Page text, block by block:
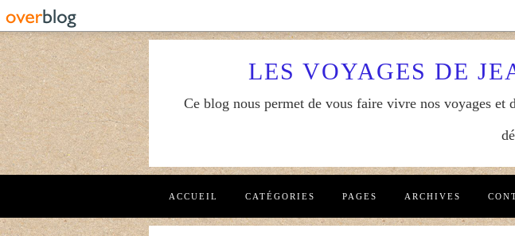
LES VOYAGES DE
Ce blog nous permet de vous faire vivre nos voyages
ACCUEIL CATÉGORIES PAGES ARCHIVES